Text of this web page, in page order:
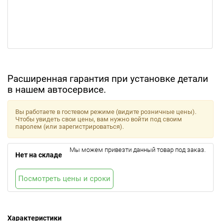
Расширенная гарантия при установке детали
в нашем автосервисе.
Характеристики
Вы работаете в гостевом режиме (видите розничные цены).
Чтобы увидеть свои цены, вам нужно войти под своим
паролем (или зарегистрироваться).
Нет на складе
Мы можем привезти данный товар под заказ.
Посмотреть цены и сроки